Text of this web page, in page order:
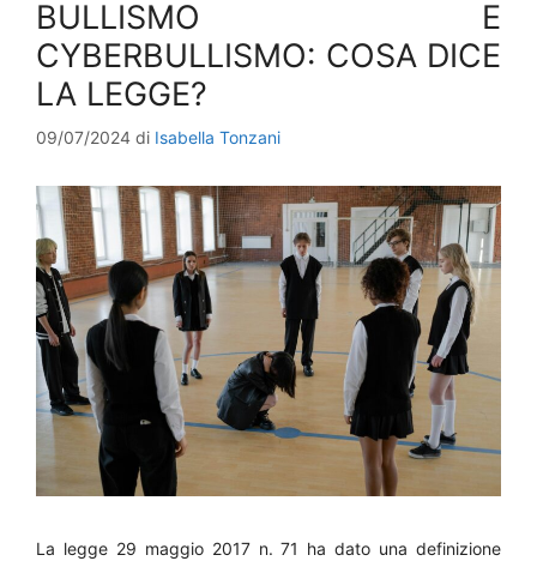
BULLISMO E
CYBERBULLISMO: COSA DICE
LA LEGGE?
09/07/2024 di Isabella Tonzani
La legge 29 maggio 2017 n. 71 ha dato una definizione